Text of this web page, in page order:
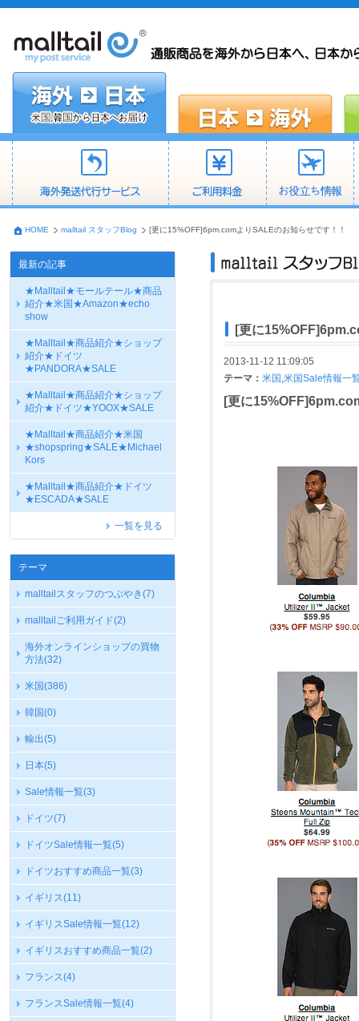
HOME malltail スタッフBlog [更に15%OFF]6pm.comよりSALEのお知らせです！！
最新の記事
★Malltail★モールテール★商品
紹介★米国★Amazon★echo
show
★Malltail★商品紹介★ショップ
紹介★ドイツ
★PANDORA★SALE
★Malltail★商品紹介★ショップ
紹介★ドイツ★YOOX★SALE
★Malltail★商品紹介★米国
★shopspring★SALE★Michael
Kors
★Malltail★商品紹介★ドイツ
★ESCADA★SALE
一覧を見る
テーマ
malltailスタッフのつぶやき(7)
malltailご利用ガイド(2)
海外オンラインショップの買物
方法(32)
米国(386)
韓国(0)
輸出(5)
日本(5)
Sale情報一覧(3)
ドイツ(7)
ドイツSale情報一覧(5)
ドイツおすすめ商品一覧(3)
イギリス(11)
イギリスSale情報一覧(12)
イギリスおすすめ商品一覧(2)
フランス(4)
フランスSale情報一覧(4)
[更に
2013-11-12 11:09:05
テーマ： 米国 ,米国Sale情報一
[更に